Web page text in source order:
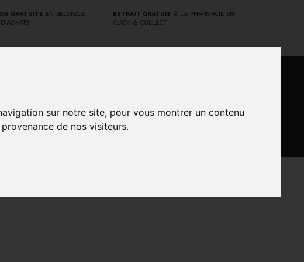
sur notre site, pour vous montrer un contenu
de nos visiteurs.
GRATUITE EN BELGIQUE
RETRAIT GRATUIT À LA PHARMACIE EN
CLICK & COLLECT